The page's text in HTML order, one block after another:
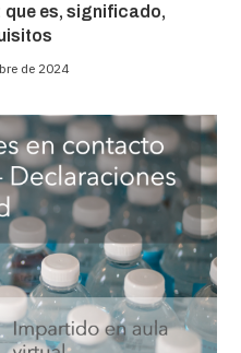
es, significado,
de 2024